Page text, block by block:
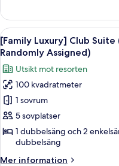
Presidential
Öppna
alla
foton
för
[Family
Luxury]
Club
Suite
(Suite
+
10
[Family Luxury] Club
Randomly Assigned)
Utsikt mot resorten
100 kvadratmeter
1 sovrum
5 sovplatser
1 dubbelsäng och 2
dubbelsäng
Mer information
Mer